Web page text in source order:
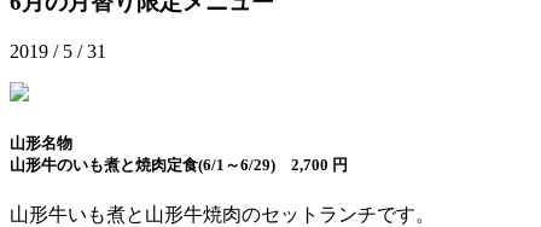
2019 / 5 / 31
山形名物
山形牛のいも煮と焼肉定食(6/1～6/29) 2,700 円
山形牛いも煮と山形牛焼肉のセットランチです。